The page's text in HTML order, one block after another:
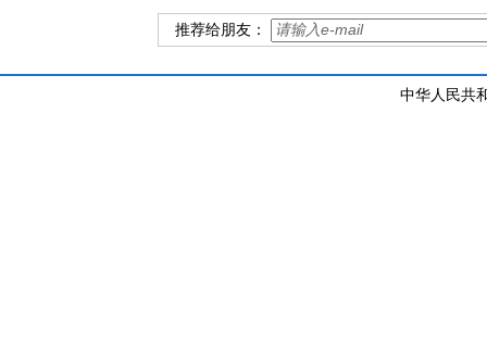
推荐给朋友：
中华人民共